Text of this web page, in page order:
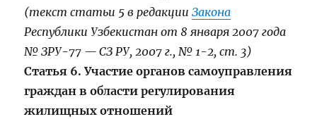
(текст статьи 5 в редакцииЗакона
Республики Узбекистан от 8 января 2007 года
№ ЗРУ-77 — СЗ РУ, 2007 г., № 1-2, ст. 3)
Статья 6. Участие органов самоуправления
граждан в области регулирования
жилищных отношений